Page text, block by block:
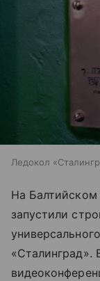
Ледокол
На Балтийском
запустили
«Сталинград».